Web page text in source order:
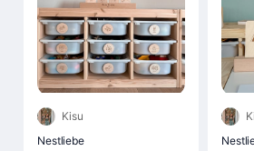
Kisu
Nestliebe